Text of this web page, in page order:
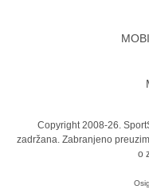
Copyright 2008-26.
zadržana. Zabranjeno
o